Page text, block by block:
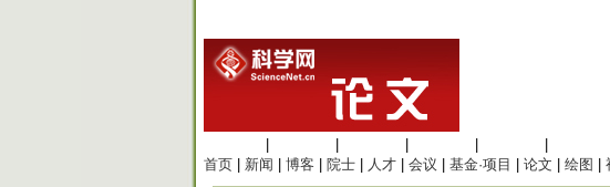
首页
新闻 博客 院士 人才 会议 基金·项目 论文 绘图